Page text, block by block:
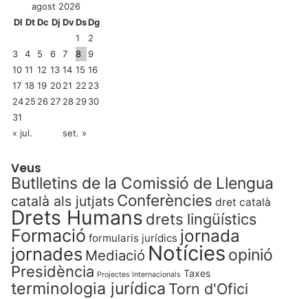
agost 2026
Dl DtDc Dj DvDsDg
1
2
3
4 5 6 7 8
9
10 11 12 13 14 15 16
17 18 19 2021 22 23
2425 26 27 28 2930
31
« jul.
set. »
Veus
Butlletins de la Comissió de Llengua
català als jutjats Conferències dret català
Drets Humans drets lingüístics
Formació formularis jurídics jornada
jornades Mediació Notícies opinió
Presidència Projectes Internacionals Taxes
terminologia jurídica Torn d'Ofici